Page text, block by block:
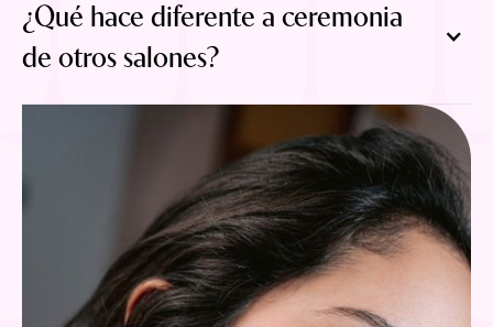
¿Qué hace diferente a ceremonia
de otros salones?